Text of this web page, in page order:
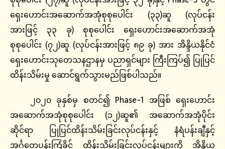
ရှေးဟောင်းအဆောက်အအုံစုစုပေါင်း (၃၃)ဆူ (လုပ်ငန်း
အားဖြင့် ၃၃ ခု) စုစုပေါင်း ရှေးဟောင်းအဆောက်အအုံ
စုစုပေါင်း (၇၂)ဆူ (လုပ်ငန်းအားဖြင့် ၈၉ ခု) အား အိန္ဒိယနိုင်ငံ
ရှေးဟောင်းသုတေသနဌာနမှ ပညာရှင်များ ကြီးကြပ်၍ ပြုပြင်
ထိန်းသိမ်းမှု ဆောင်ရွက်သွားမည်ဖြစ်ပါသည်။
၂၀၂၀ ခုနှစ်မှ စတင်၍ Phase-1 အဖြစ် ရှေးဟောင်း
အဆောက်အအုံစုစုပေါင်း (၁၂)ဆူ၏ အဆောက်အအုံပိုင်း
ဆိုင်ရာ ပြုပြင်ထိန်းသိမ်းခြင်းလုပ်ငန်းနှင့် နံရံပန်းချီနှင့်
အင်္ဂတေပန်းကြံ့ခိုင် ထိန်းသိမ်းခြင်းလုပ်ငန်းများကို အိန္ဒိယ